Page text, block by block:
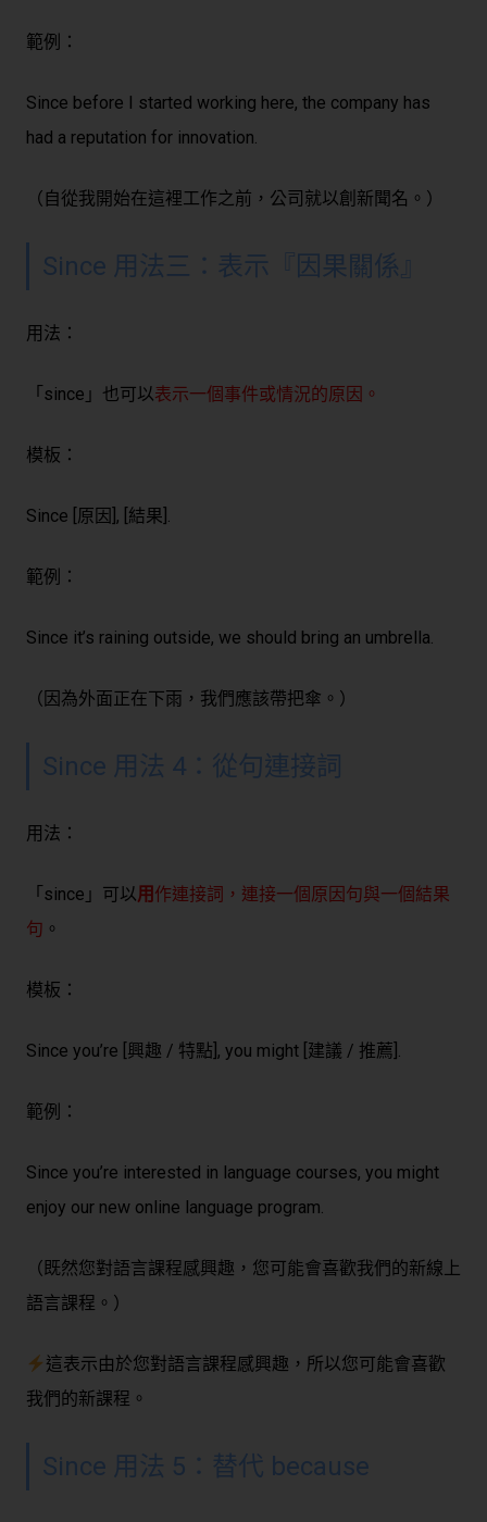
範例：
Since before I started working here, the company has
had a reputation for innovation.
（自從我開始在這裡工作之前，公司就以創新聞名。）
Since 用法三：表示『因果關係』
用法：
「since」也可以表示一個事件或情況的原因。
模板：
Since [原因], [結果].
範例：
Since it’s raining outside, we should bring an umbrella.
（因為外面正在下雨，我們應該帶把傘。）
Since 用法 4：從句連接詞
用法：
「since」可以用 作連接詞，連接一個原因句與一個結果
句 。
模板：
Since you’re [興趣 / 特點], you might [建議 / 推薦].
範例：
Since you’re interested in language courses, you might
enjoy our new online language program.
（既然您對語言課程感興趣，您可能會喜歡我們的新線上
語言課程。）
這表示由於您對語言課程感興趣，所以您可能會喜歡
我們的新課程。
Since 用法 5：替代 because